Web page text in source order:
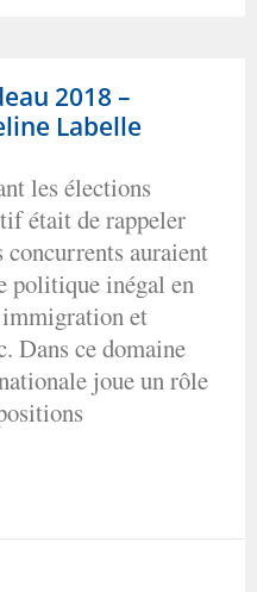
2018 –
Labelle
les élections
était de rappeler
auraient
politique inégal en
et
Dans ce domaine
joue un rôle